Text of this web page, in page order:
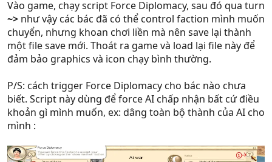
Vào game, chạy script Force Diplomacy, sau đó qua turn
~> như vậy các bác đã có thể control faction mình muốn
chuyển, nhưng khoan chơi liền mà nên save lại thành
một file save mới. Thoát ra game và load lại file này để
đảm bảo graphics và icon chạy bình thường.
P/S: cách trigger Force Diplomacy cho bác nào chưa
biết. Script này dùng để force AI chấp nhận bất cứ điều
khoản gì mình muốn, ex: dâng toàn bộ thành của AI cho
mình :